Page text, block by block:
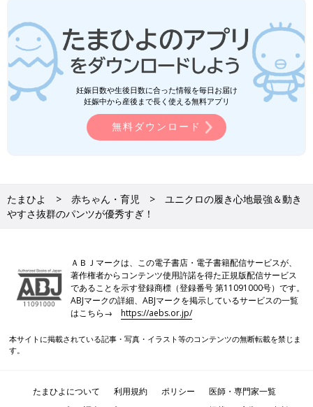
妊娠日数や生後日数に合った情報を毎日お届け
妊娠中から産後まで長く使える無料アプリ
無料ダウンロード
たまひよ 赤ちゃん・育児
ユニクロの履き心地最強＆動き
やすさ抜群のパンツが優秀すぎ！
ＡＢＪマークは、この電子書店・電子書籍配信サービスが、
著作権者からコンテンツ使用許諾を得た正規版配信サービス
であることを示す登録商標（登録番号 第11091000号）です。
ABJマークの詳細、ABJマークを掲示しているサービスの一覧
はこちら→https://aebs.or.jp/
本サイトに掲載されている記事・写真・イラスト等のコンテンツの無断転載を禁じま
す。
たまひよについて 利用規約 ポリシー
医師・専門家一覧